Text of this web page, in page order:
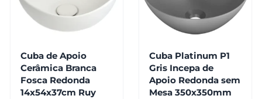
Cuba de Apoio
Cerâmica Branca
Fosca Redonda
14x54x37cm Ruy
Cuba Platinum P1
Gris Incepa de
Apoio Redonda sem
Mesa 350x350mm